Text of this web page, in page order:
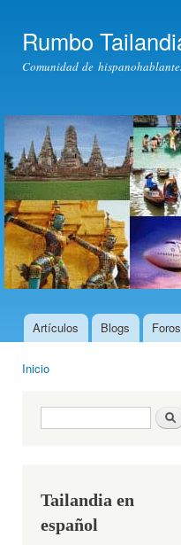
Rumbo
Comunidad de
Menú principal
Artículos Blogs Foros
Inicio
Formulario de búsqueda
Tailandia en
español